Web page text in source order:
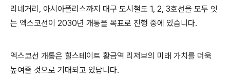
리네거리, 아시아폴리스까지 대구 도시철도 1, 2, 3호선을 모두 잇
는 엑스코선이 2030년 개통을 목표로 진행 중에 있습니다.
엑스코선 개통은 힐스테이트 황금역 리저브의 미래 가치를 더욱
높여줄 것으로 기대되고 있답니다.